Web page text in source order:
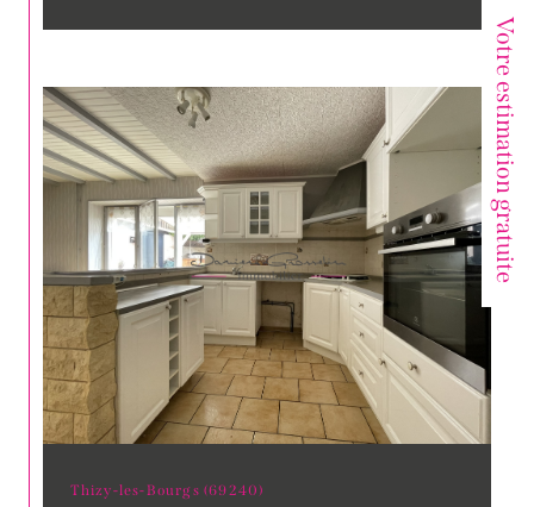
Votre estimation gratuite
Thizy-les-Bourgs (69240)